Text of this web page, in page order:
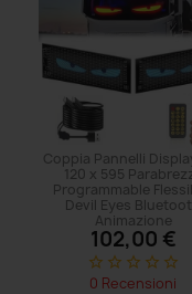
Coppia Pannelli
120 x 595
Programmable
Devil Eyes
Animazione
102,00 €
star_border star_border star_border star_border star_border
0 Recensioni